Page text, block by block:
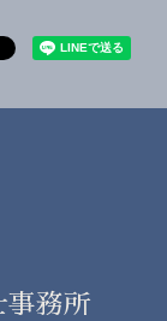
事務所